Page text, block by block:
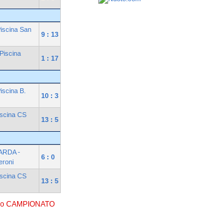
San
9 : 13
1 : 17
B.
10 : 3
CS
13 : 5
-
6 : 0
CS
13 : 5
CAMPIONATO